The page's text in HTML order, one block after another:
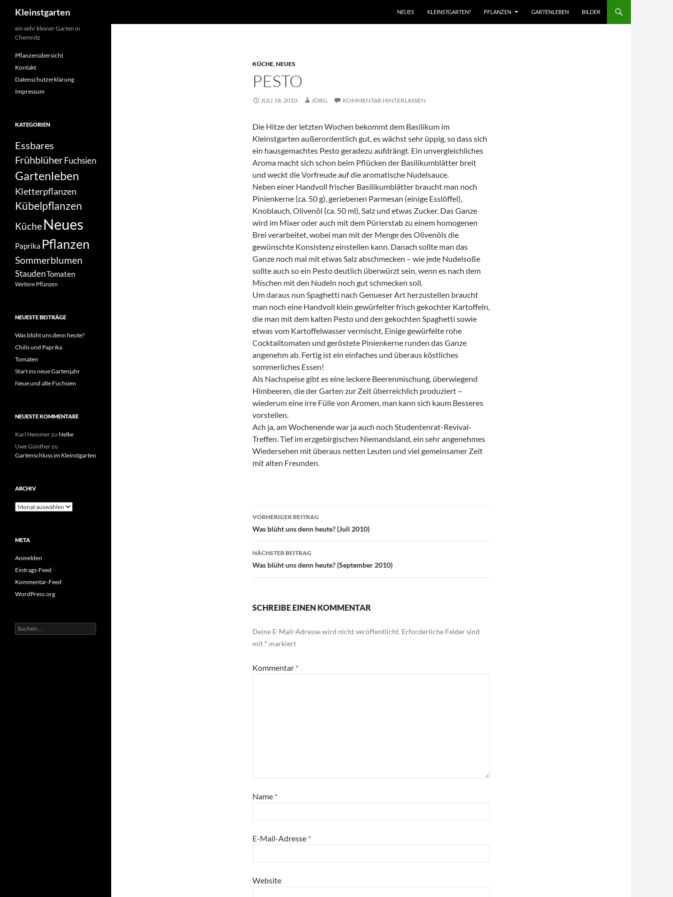
Zum
Inhalt
springen
Kleinstgarten NEUES KLEINSTGARTEN? PFLANZEN GARTENLEBEN BILDER
KÜCHE,NEUES
PESTO
JULI 18, 2010 JÖRG KOMMENTAR HINTERLASSEN
Die Hitze der letzten Wochen bekommt dem Basilikum im
Kleinstgarten außerordentlich gut, es wächst sehr üppig, so dass sich
ein hausgemachtes Pesto geradezu aufdrängt. Ein unvergleichliches
Aroma macht sich schon beim Pflücken der Basilikumblätter breit
und weckt die Vorfreude auf die aromatische Nudelsauce.
Neben einer Handvoll frischer Basilikumblätter braucht man noch
Pinienkerne (ca. 50 g), geriebenen Parmesan (einige Esslöffel),
Knoblauch, Olivenöl (ca. 50 ml), Salz und etwas Zucker. Das Ganze
wird im Mixer oder auch mit dem Pürierstab zu einem homogenen
Brei verarbeitet, wobei man mit der Menge des Olivenöls die
gewünschte Konsistenz einstellen kann. Danach sollte man das
Ganze noch mal mit etwas Salz abschmecken – wie jede Nudelsoße
sollte auch so ein Pesto deutlich überwürzt sein, wenn es nach dem
Mischen mit den Nudeln noch gut schmecken soll.
Um daraus nun Spaghetti nach Genueser Art herzustellen braucht
man noch eine Handvoll klein gewürfelter frisch gekochter Kartoffeln,
die man mit dem kalten Pesto und den gekochten Spaghetti sowie
etwas vom Kartoffelwasser vermischt. Einige gewürfelte rohe
Cocktailtomaten und geröstete Pinienkerne runden das Ganze
angenehm ab. Fertig ist ein einfaches und überaus köstliches
sommerliches Essen!
Als Nachspeise gibt es eine leckere Beerenmischung, überwiegend
Himbeeren, die der Garten zur Zeit überreichlich produziert –
wiederum eine irre Fülle von Aromen, man kann sich kaum Besseres
vorstellen.
Ach ja, am Wochenende war ja auch noch Studentenrat-Revival-
Treffen. Tief im erzgebirgischen Niemandsland, ein sehr angenehmes
Wiedersehen mit überaus netten Leuten und viel gemeinsamer Zeit
mit alten Freunden.
Beitragsnavigation
VORHERIGER BEITRAG
Was blüht uns denn heute? (Juli 2010)
NÄCHSTER BEITRAG
Was blüht uns denn heute? (September 2010)
SCHREIBE EINEN KOMMENTAR
Deine E-Mail-Adresse wird nicht veröffentlicht. Erforderliche Felder sind
mit * markiert
Kommentar *
Name *
E-Mail-Adresse *
Website
ein sehr kleiner Garten in
Chemnitz
Pflanzenübersicht
Kontakt
Datenschutzerklärung
Impressum
KATEGORIEN
Essbares
FrühblüherFuchsien
Gartenleben
Kletterpflanzen
Kübelpflanzen
KücheNeues
Paprika Pflanzen
Sommerblumen
StaudenTomaten
Weitere Pflanzen
NEUESTE BEITRÄGE
Was blüht uns denn heute?
Chilis und Paprika
Tomaten
Start ins neue Gartenjahr
Neue und alte Fuchsien
NEUESTE KOMMENTARE
Karl Hemmerzu Nelke
Uwe Güntherzu
Gartenschluss im Kleinstgarten
ARCHIV
Archiv
META
Anmelden
Eintrags-Feed
Kommentar-Feed
WordPress.org
Suchen
nach: